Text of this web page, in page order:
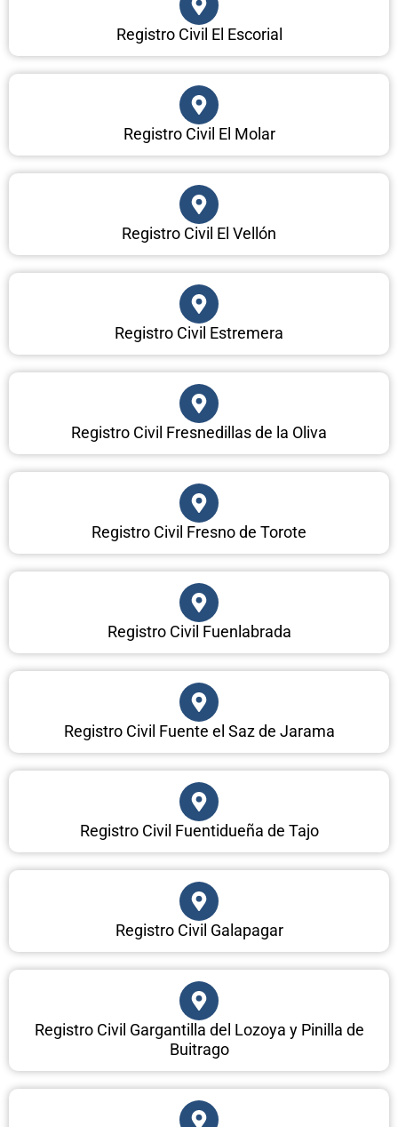
Registro Civil El Escorial
Registro Civil El Molar
Registro Civil El Vellón
Registro Civil Estremera
Registro Civil Fresnedillas de la Oliva
Registro Civil Fresno de Torote
Registro Civil Fuenlabrada
Registro Civil Fuente el Saz de Jarama
Registro Civil Fuentidueña de Tajo
Registro Civil Galapagar
Registro Civil Gargantilla del Lozoya y Pinilla de
Buitrago